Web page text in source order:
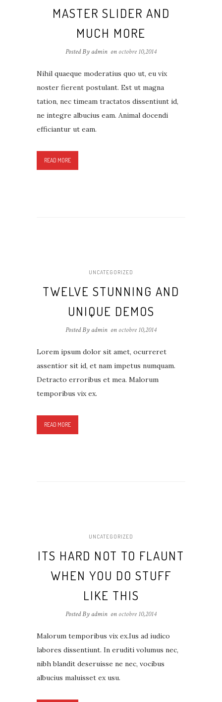
MASTER SLIDER AND
MUCH MORE
Posted By admin on octobre 10,2014
Nihil quaeque moderatius quo ut, eu vix
noster fierent postulant. Est ut magna
tation, nec timeam tractatos dissentiunt id,
ne integre albucius eam. Animal docendi
efficiantur ut eam.
READ MORE
UNCATEGORIZED
TWELVE STUNNING AND
UNIQUE DEMOS
Posted By admin on octobre 10,2014
Lorem ipsum dolor sit amet, ocurreret
assentior sit id, et nam impetus numquam.
Detracto erroribus et mea. Malorum
temporibus vix ex.
READ MORE
UNCATEGORIZED
ITS HARD NOT TO FLAUNT
WHEN YOU DO STUFF
LIKE THIS
Posted By admin on octobre 10,2014
Malorum temporibus vix ex.Ius ad iudico
labores dissentiunt. In eruditi volumus nec,
nibh blandit deseruisse ne nec, vocibus
albucius maluisset ex usu.